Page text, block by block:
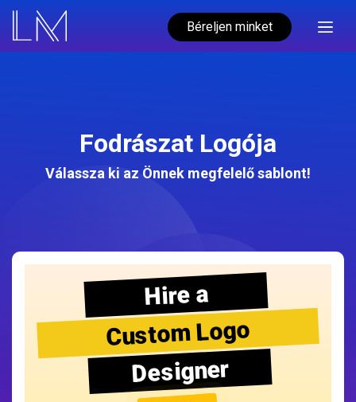
Béreljen minket
Fodrászat Logója
Válassza ki az Önnek megfelelő sablont!
Hire a
Custom Logo
Designer